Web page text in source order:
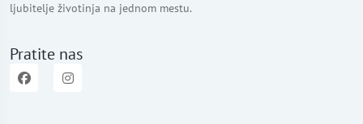
ljubitelje životinja na jednom mestu.
Pratite nas